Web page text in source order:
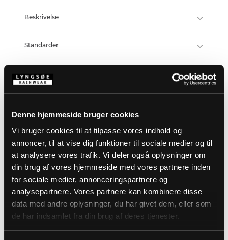
Denne hjemmeside bruger cookies
Vi bruger cookies til at tilpasse vores indhold og
annoncer, til at vise dig funktioner til sociale medier og til
at analysere vores trafik. Vi deler også oplysninger om
din brug af vores hjemmeside med vores partnere inden
for sociale medier, annonceringspartnere og
analysepartnere. Vores partnere kan kombinere disse
data med andre oplysninger, du har givet dem, eller som
de har indsamlet fra din brug af deres tjenester.
Beskrivelse
100% Polyester, PU belægning, 170 g/m²
Vind- og vandtæt
Standarder
Detaljer
Lynlås ved ankler
Varenummer: LR91-08
DB-nummer: 2177062
EAN: 5708217022697
Størrelsesguide
Vaskeanvisninger
Plejeinstruktioner:
Anvend ikke blegemidler
Vaskes sammen med tilsvarende farver
DOWNLOAD PRODUKTBLAD
DOWNLOAD TIL ANDRE SPROG